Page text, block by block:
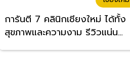
การันตี 7 คลินิกเชียงใหม่ ได้ทั้ง
สุขภาพและความงาม รีวิวแน่น